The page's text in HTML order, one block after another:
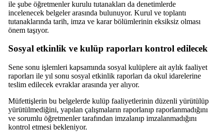
ile şube öğretmenler kurulu tutanakları da denetimlerde
incelenecek belgeler arasında bulunuyor. Kurul ve toplantı
tutanaklarında tarih, imza ve karar bölümlerinin eksiksiz olması
önem taşıyor.
Sosyal etkinlik ve kulüp raporları kontrol edilecek
Sene sonu işlemleri kapsamında sosyal kulüplere ait aylık faaliyet
raporları ile yıl sonu sosyal etkinlik raporları da okul idarelerine
teslim edilecek evraklar arasında yer alıyor.
Müfettişlerin bu belgelerde kulüp faaliyetlerinin düzenli yürütülüp
yürütülmediğini, yapılan çalışmaların raporlanıp raporlanmadığını
ve sorumlu öğretmenler tarafından imzalanıp imzalanmadığını
kontrol etmesi bekleniyor.